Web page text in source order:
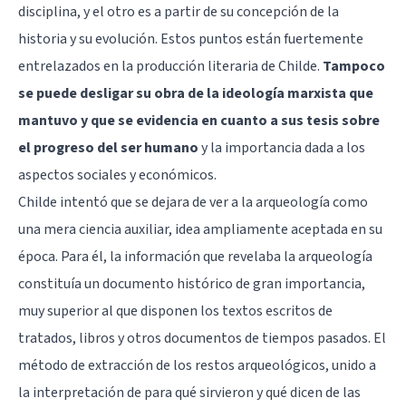
disciplina, y el otro es a partir de su concepción de la
historia y su evolución. Estos puntos están fuertemente
entrelazados en la producción literaria de Childe. Tampoco
se puede desligar su obra de la ideología marxista que
mantuvo y que se evidencia en cuanto a sus tesis sobre
el progreso del ser humanoy la importancia dada a los
aspectos sociales y económicos.
Childe intentó que se dejara de ver a la arqueología como
una mera ciencia auxiliar, idea ampliamente aceptada en su
época. Para él, la información que revelaba la arqueología
constituía un documento histórico de gran importancia,
muy superior al que disponen los textos escritos de
tratados, libros y otros documentos de tiempos pasados. El
método de extracción de los restos arqueológicos, unido a
la interpretación de para qué sirvieron y qué dicen de las